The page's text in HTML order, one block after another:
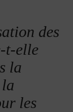
des
t-elle
la
les